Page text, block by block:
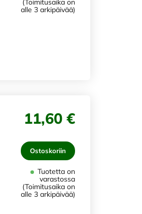
(Toimitusaika on
alle 3 arkipäivää)
11,60 €
Ostoskoriin
Tuotetta on
varastossa
(Toimitusaika on
alle 3 arkipäivää)